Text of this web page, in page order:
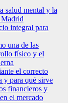
salud mental y la
Madrid
integral para
una de las
físico y el
el correcto
y para qué sirve
financieros y
el mercado